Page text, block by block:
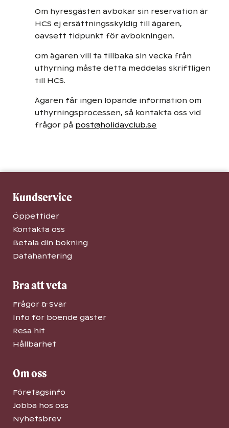
Om hyresgästen avbokar sin reservation är
HCS ej ersättningsskyldig till ägaren,
oavsett tidpunkt för avbokningen.
Om ägaren vill ta tillbaka sin vecka från
uthyrning måste detta meddelas skriftligen
till HCS.
Ägaren får ingen löpande information om
uthyrningsprocessen, så kontakta oss vid
frågor på post@holidayclub.se
Kundservice
Öppettider
Kontakta oss
Betala din bokning
Datahantering
Bra att veta
Frågor & Svar
Info för boende gäster
Resa hit
Hållbarhet
Om oss
Företagsinfo
Jobba hos oss
Nyhetsbrev